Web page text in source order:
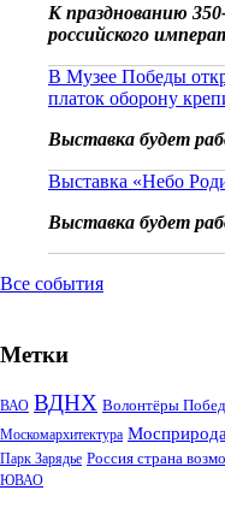
К празднованию
российского
В Музее Победы
платок оборону
Выставка будет
Выставка «Небо
Выставка будет
Все события
Метки
ВАО ВДНХ Волонтёры
Москомархитектура
Парк Зарядье Россия страна
ЮВАО